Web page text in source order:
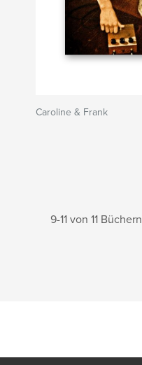
Caroline & Frank
9-11 von 11 Büchern